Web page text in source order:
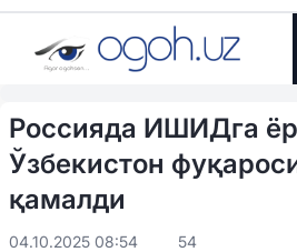
Россияда ИШИДга
Ўзбекистон
қамалди
04.10.2025 08:54 54